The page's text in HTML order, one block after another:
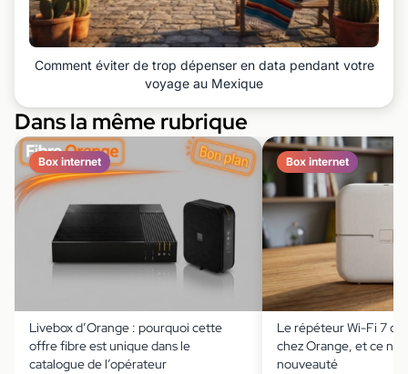
Comment éviter de trop dépenser en data pendant votre
voyage au Mexique
Dans la même rubrique
Box internet
Livebox d’Orange : pourquoi cette
offre fibre est unique dans le
catalogue de l’opérateur
Box internet
Le répéteur Wi-Fi 7
chez Orange, et ce
nouveauté